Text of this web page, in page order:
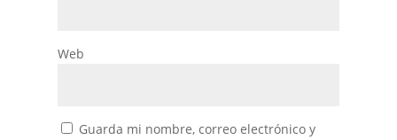
Web
Guarda mi nombre, correo electrónico y